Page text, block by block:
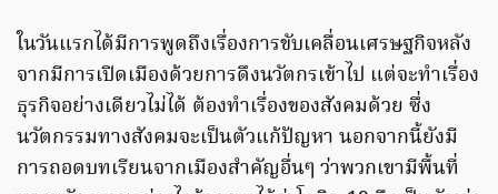
ในวันแรกได้มีการพูดถึงเรื่องการขับเคลื่อนเศรษฐกิจหลัง
จากมีการเปิดเมืองด้วยการดึงนวัตกรเข้าไป แต่จะทำเรื่อง
ธุรกิจอย่างเดียวไม่ได้ ต้องทำเรื่องของสังคมด้วย ซึ่ง
นวัตกรรมทางสังคมจะเป็นตัวแก้ปัญหา นอกจากนี้ยังมี
การถอดบทเรียนจากเมืองสำคัญอื่นๆ ว่าพวกเขามีพื้นที่